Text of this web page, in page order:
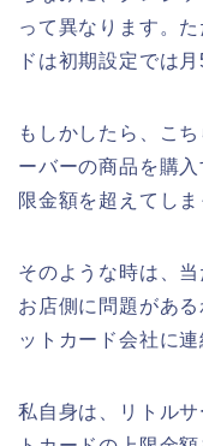
って異なります。
ドは初期設定では
もしかしたら、こ
ーバーの商品を購
限金額を超えてし
そのような時は、
お店側に問題があ
ットカード会社に
私自身は、リトル